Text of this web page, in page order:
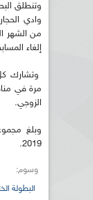
وتنطلق
وادي
إلغاء
وتشارك
مرة في
الزوجي.
2019.
وسوم:
البطولة